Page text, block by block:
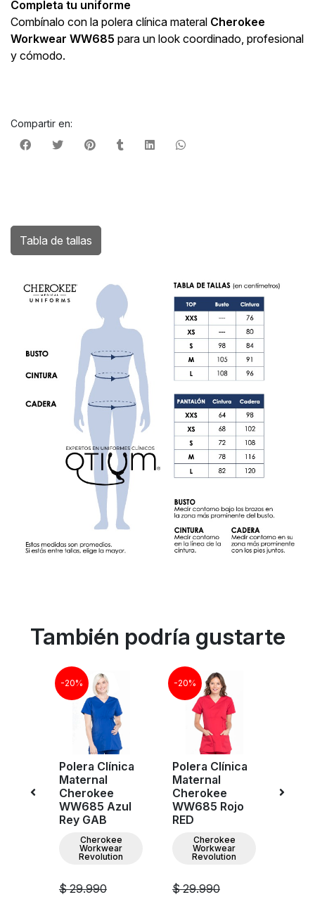
Completa tu uniforme
Combínalo con la polera clínica materal Cherokee
Workwear WW685 para un look coordinado, profesional
y cómodo.
Compartir en:
Tabla de tallas
También podría gustarte
-20%
Polera Clínica
Maternal
Cherokee
WW685 Azul
Rey GAB
Cherokee
Workwear
Revolution
$ 29.990
-20%
Polera Clínica
Maternal
Cherokee
WW685 Rojo
RED
Cherokee
Workwear
Revolution
$ 29.990